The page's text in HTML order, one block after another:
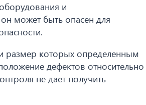
и
может быть опасен для
размер которых определенным
дефектов относительно
не дает получить